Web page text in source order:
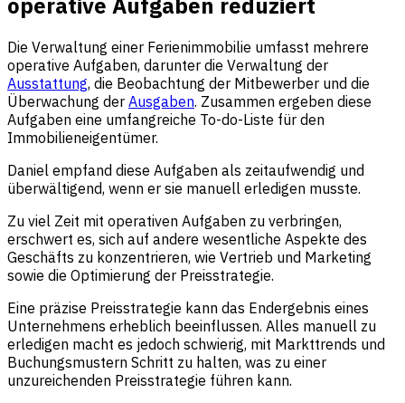
Die Verwaltung einer Ferienimmobilie umfasst mehrere
operative Aufgaben, darunter die Verwaltung der
Ausstattung, die Beobachtung der Mitbewerber und die
Überwachung der Ausgaben. Zusammen ergeben diese
Aufgaben eine umfangreiche To-do-Liste für den
Immobilieneigentümer.
Daniel empfand diese Aufgaben als zeitaufwendig und
überwältigend, wenn er sie manuell erledigen musste.
Zu viel Zeit mit operativen Aufgaben zu verbringen,
erschwert es, sich auf andere wesentliche Aspekte des
Geschäfts zu konzentrieren, wie Vertrieb und Marketing
sowie die Optimierung der Preisstrategie.
Eine präzise Preisstrategie kann das Endergebnis eines
Unternehmens erheblich beeinflussen. Alles manuell zu
erledigen macht es jedoch schwierig, mit Markttrends und
Buchungsmustern Schritt zu halten, was zu einer
unzureichenden Preisstrategie führen kann.